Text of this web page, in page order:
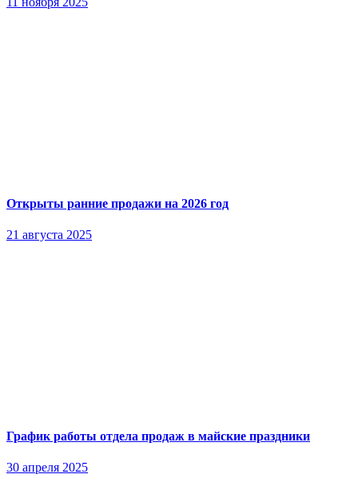
Открыты ранние продажи на 2026 год
21 августа 2025
График работы отдела продаж в майские праздники
30 апреля 2025